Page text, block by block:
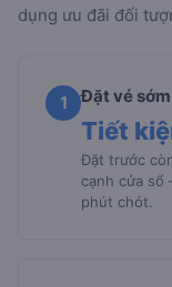
dụng ưu đãi đối
1 Đặt vé
Tiết
Đặt trước
cạnh cửa sổ
phút chót.